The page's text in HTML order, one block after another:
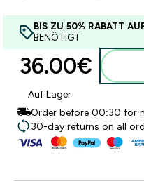
BIS ZU 50% RABATT
BENÖTIGT
36.00€‎
Auf Lager
Order before 00:30 for
30-day returns on all